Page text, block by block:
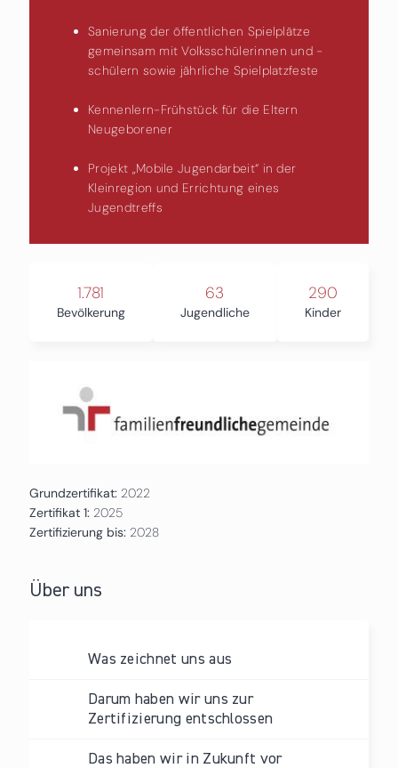
Sanierung der öffentlichen Spielplätze
gemeinsam mit Volksschülerinnen und -
schülern sowie jährliche Spielplatzfeste
Kennenlern-Frühstück für die Eltern
Neugeborener
Projekt „Mobile Jugendarbeit“ in der
Kleinregion und Errichtung eines
Jugendtreffs
1.781
Bevölkerung
63
Jugendliche
290
Kinder
Grundzertifikat: 2022
Zertifikat 1: 2025
Zertifizierung bis: 2028
Über uns
Was zeichnet uns aus
Darum haben wir uns zur
Zertifizierung entschlossen
Das haben wir in Zukunft vor